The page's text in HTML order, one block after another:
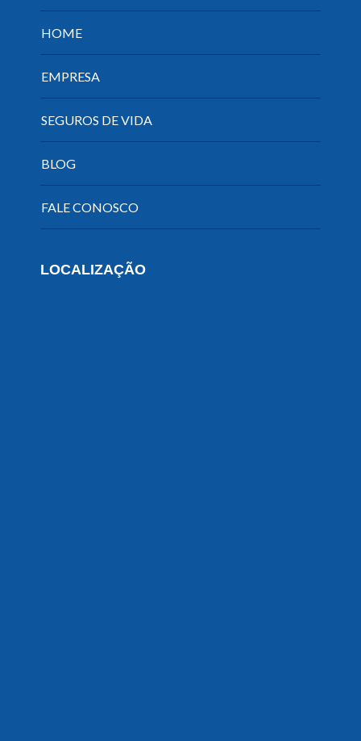
HOME
EMPRESA
SEGUROS DE VIDA
BLOG
FALE CONOSCO
LOCALIZAÇÃO